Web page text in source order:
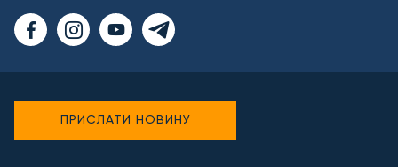
ПРИСЛАТИ НОВИНУ